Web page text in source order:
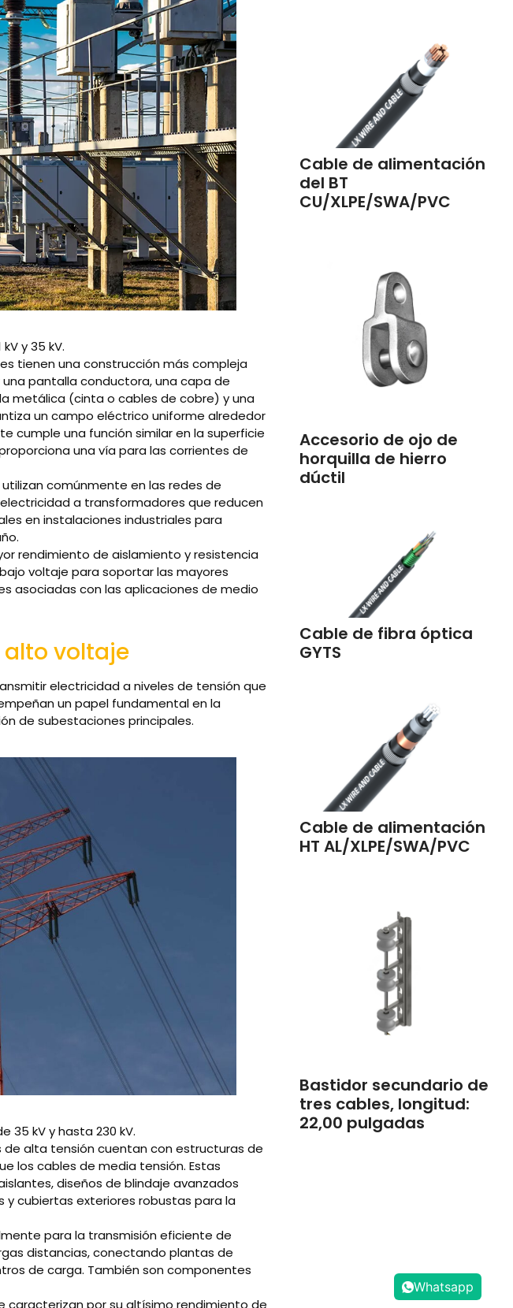
y 35 kV.
tienen una construcción más compleja
pantalla conductora, una capa de
metálica (cinta o cables de cobre) y una
un campo eléctrico uniforme alrededor
cumple una función similar en la superficie
una vía para las corrientes de
comúnmente en las redes de
a transformadores que reducen
en instalaciones industriales para
rendimiento de aislamiento y resistencia
voltaje para soportar las mayores
asociadas con las aplicaciones de medio
voltaje
electricidad a niveles de tensión que
un papel fundamental en la
de subestaciones principales.
35 kV y hasta 230 kV.
de alta tensión cuentan con estructuras de
los cables de media tensión. Estas
diseños de blindaje avanzados
cubiertas exteriores robustas para la
para la transmisión eficiente de
distancias, conectando plantas de
de carga. También son componentes
caracterizan por su altísimo rendimiento de
Cable de alimentación
del BT
CU/XLPE/SWA/PVC
Accesorio de ojo de
horquilla de hierro
dúctil
Cable de fibra óptica
GYTS
Cable de alimentación
HT AL/XLPE/SWA/PVC
Bastidor secundario de
tres cables, longitud:
22,00 pulgadas
Whatsapp